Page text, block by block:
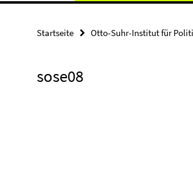
Startseite Otto-Suhr-Institut für
sose08